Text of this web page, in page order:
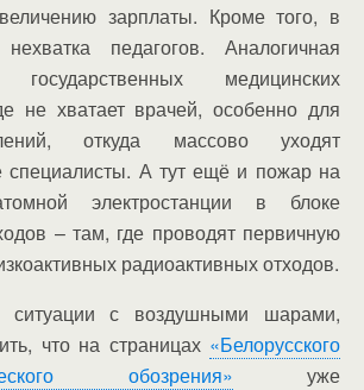
зарплаты. Кроме того, в
педагогов. Аналогичная
медицинских
не хватает врачей, особенно для
откуда массово уходят
специалисты. А тут ещё и пожар на
электростанции в блоке
– там, где проводят первичную
радиоактивных отходов.
ситуации с воздушными шарами,
что на страницах «Белорусского
обозрения» уже